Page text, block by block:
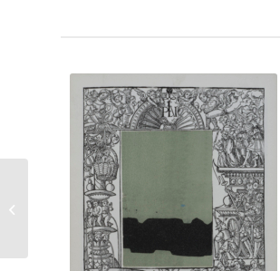
Poquettes volantes